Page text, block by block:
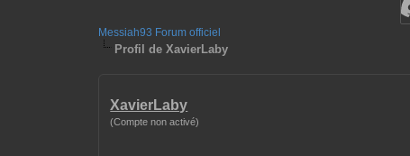
Messiah93 Forum officiel
Profil de XavierLaby
XavierLaby
(Compte non activé)